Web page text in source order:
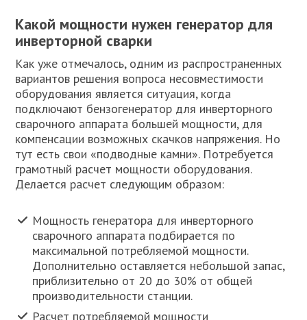
Какой мощности нужен генератор для
инверторной сварки
Как уже отмечалось, одним из распространенных
вариантов решения вопроса несовместимости
оборудования является ситуация, когда
подключают бензогенератор для инверторного
сварочного аппарата большей мощности, для
компенсации возможных скачков напряжения. Но
тут есть свои «подводные камни». Потребуется
грамотный расчет мощности оборудования.
Делается расчет следующим образом:
Мощность генератора для инверторного
сварочного аппарата подбирается по
максимальной потребляемой мощности.
Дополнительно оставляется небольшой запас,
приблизительно от 20 до 30% от общей
производительности станции.
Расчет потребляемой мощности